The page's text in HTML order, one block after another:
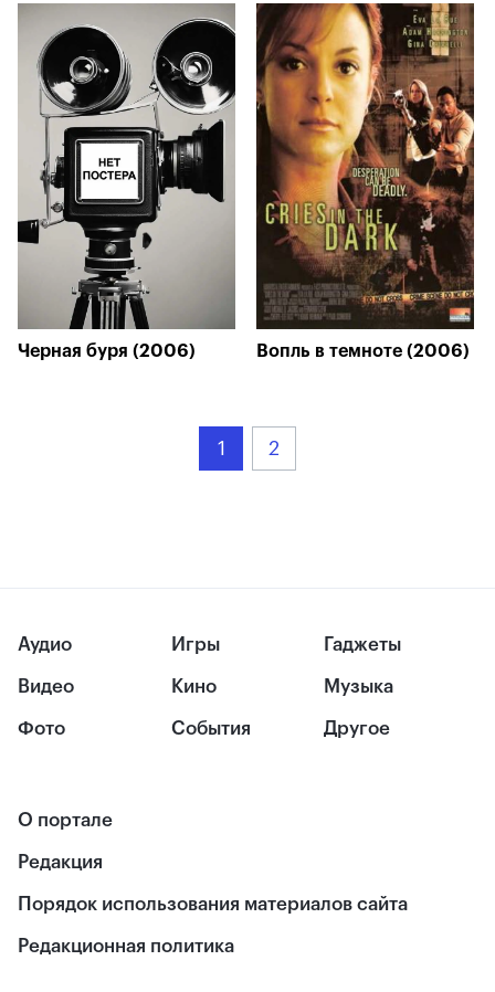
Черная буря (2006) Вопль в темноте (2006)
1 2
Аудио
Видео
Фото
Игры
Кино
События
Гаджеты
Музыка
Другое
О портале
Редакция
Порядок использования материалов сайта
Редакционная политика